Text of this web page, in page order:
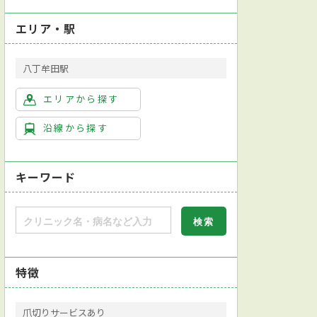
エリア・駅
八丁牟田駅
エリアから探す
沿線から探す
キーワード
特徴
爪切りサービスあり